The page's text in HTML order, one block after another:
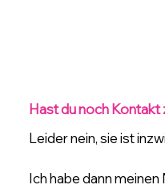
Hast du noch Kontakt
Leider nein, sie ist
Ich habe dann